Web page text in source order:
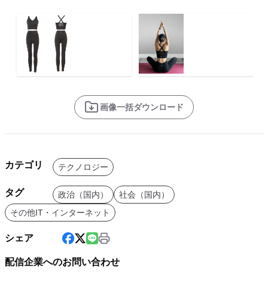
画像一括ダウンロード
カテゴリ テクノロジー
タグ 政治（国内）
社会（国内）
その他IT・インターネット
シェア
配信企業へのお問い合わせ